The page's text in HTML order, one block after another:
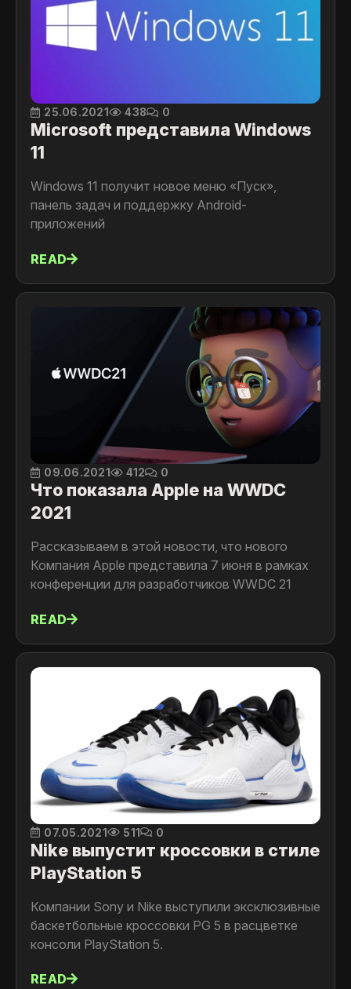
25.06.2021 438 0
Microsoft представила Windows
11
Windows 11 получит новое меню «Пуск»,
панель задач и поддержку Android-
приложений
READ
09.06.2021 412 0
Что показала Apple на WWDC
2021
Рассказываем в этой новости, что нового
Компания Apple представила 7 июня в рамках
конференции для разработчиков WWDC 21
READ
07.05.2021 511 0
Nike выпустит кроссовки в стиле
PlayStation 5
Компании Sony и Nike выступили эксклюзивные
баскетбольные кроссовки PG 5 в расцветке
консоли PlayStation 5.
READ